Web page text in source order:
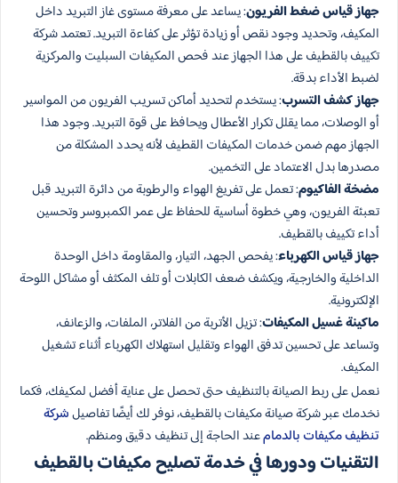
جهاز قياس ضغط الفريون: يساعد على معرفة مستوى غاز التبريد داخل
المكيف، وتحديد وجود نقص أو زيادة تؤثر على كفاءة التبريد. تعتمد شركة
تكييف بالقطيف على هذا الجهاز عند فحص المكيفات السبليت والمركزية
لضبط الأداء بدقة.
جهاز كشف التسرب: يستخدم لتحديد أماكن تسريب الفريون من المواسير
أو الوصلات، مما يقلل تكرار الأعطال ويحافظ على قوة التبريد. وجود هذا
الجهاز مهم ضمن خدمات المكيفات القطيف لأنه يحدد المشكلة من
مصدرها بدل الاعتماد على التخمين.
مضخة الفاكيوم: تعمل على تفريغ الهواء والرطوبة من دائرة التبريد قبل
تعبئة الفريون، وهي خطوة أساسية للحفاظ على عمر الكمبروسر وتحسين
أداء تكييف بالقطيف.
جهاز قياس الكهرباء: يفحص الجهد، التيار، والمقاومة داخل الوحدة
الداخلية والخارجية، ويكشف ضعف الكابلات أو تلف المكثف أو مشاكل اللوحة
الإلكترونية.
ماكينة غسيل المكيفات: تزيل الأتربة من الفلاتر، الملفات، والزعانف،
وتساعد على تحسين تدفق الهواء وتقليل استهلاك الكهرباء أثناء تشغيل
المكيف.
نعمل على ربط الصيانة بالتنظيف حتى تحصل على عناية أفضل لمكيفك، فكما
نخدمك عبر شركة صيانة مكيفات بالقطيف، نوفر لك أيضًا تفاصيلشركة
تنظيف مكيفات بالدمامعند الحاجة إلى تنظيف دقيق ومنظم.
التقنيات ودورها في خدمة تصليح مكيفات بالقطيف